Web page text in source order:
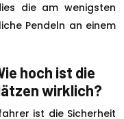
die am wenigsten
Pendeln an einem
hoch ist die
wirklich?
ist die Sicherheit